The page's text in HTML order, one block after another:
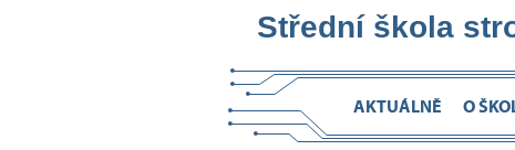
Střední škola
AKTUÁLNĚ O